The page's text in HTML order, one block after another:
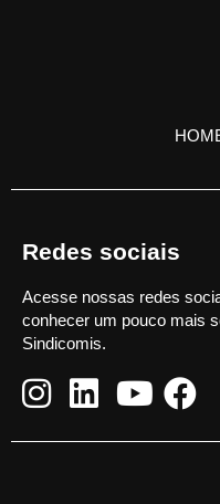
Redes sociais
Acesse nossas redes
conhecer um pouco mais
Sindicomis.